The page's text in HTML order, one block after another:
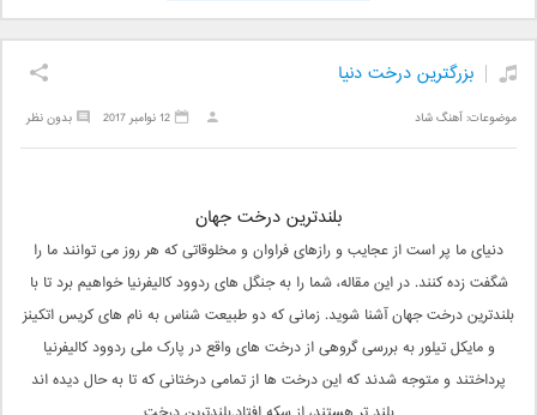
بزرگترین درخت دنیا
موضوعات:آهنگ شاد بدون نظر 12 نوامبر 2017
بلندترین درخت جهان
دنیای ما پر است از عجایب و رازهای فراوان و مخلوقاتی که هر روز می توانند ما را
شگفت زده کنند. در این مقاله، شما را به جنگل های ردوود کالیفرنیا خواهیم برد تا با
بلندترین درخت جهان آشنا شوید. زمانی که دو طبیعت شناس به نام های کریس اتکینز
و مایکل تیلور به بررسی گروهی از درخت های واقع در پارک ملی ردوود کالیفرنیا
پرداختند و متوجه شدند که این درخت ها از تمامی درختانی که تا به حال دیده اند